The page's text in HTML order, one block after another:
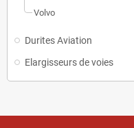
Volvo
Durites Aviation
Elargisseurs de voies